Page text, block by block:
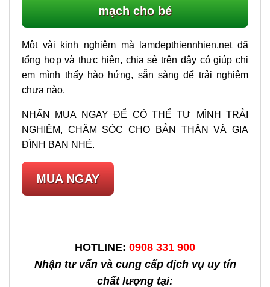
mạch cho bé
Một vài kinh nghiệm mà lamdepthiennhien.net đã
tổng hợp và thực hiện, chia sẻ trên đây có giúp chị
em mình thấy hào hứng, sẵn sàng để trải nghiệm
chưa nào.
NHẤN MUA NGAY ĐỂ CÓ THỂ TỰ MÌNH TRẢI
NGHIỆM, CHĂM SÓC CHO BẢN THÂN VÀ GIA
ĐÌNH BẠN NHÉ.
MUA NGAY
HOTLINE: 0908 331 900
Nhận tư vấn và cung cấp dịch vụ uy tín
chất lượng tại: